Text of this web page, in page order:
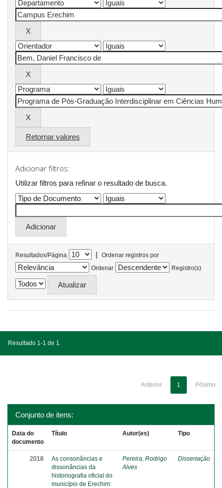
Retornar valores
Adicionar filtros:
Utilizar filtros para refinar o resultado de busca.
Resultados/Página |
Ordenar registros por
Ordenar
Registro(s)
Resultado 1-1 de 1.
Anterior 1 Póximo
Conjunto de itens:
Data do
documento
Título Autor(es) Tipo
2018
As consonâncias e
dissonâncias da
historiografia oficial do
município de Erechim:
Pereira, Rodrigo
Alves
Dissertação